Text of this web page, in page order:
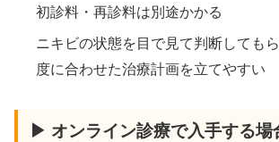
初診料・再診料は別途かかる
ニキビの状態を目で見て判断しても
度に合わせた治療計画を立てやすい
▶ オンライン診療で入手する場